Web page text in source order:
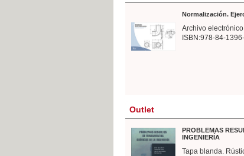
Normalización.
Archivo
ISBN:978-84-
Outlet
PROBLEMAS
INGENIERÍA
Tapa blanda.